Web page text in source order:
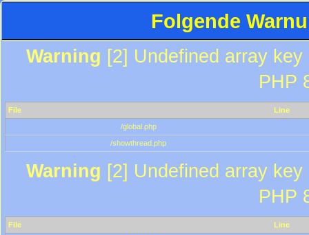
Folgende
Warning [2] Undefined array
PHP
File
Line
/global.php
/showthread.php
Warning [2] Undefined array
PHP
File
Line